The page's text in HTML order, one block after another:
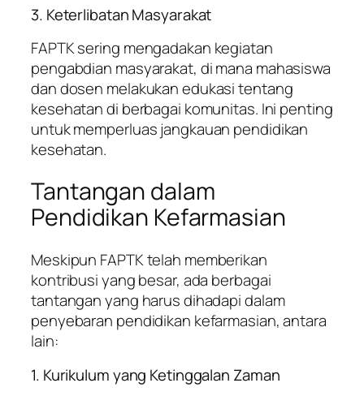
3. Keterlibatan Masyarakat
FAPTK sering mengadakan kegiatan
pengabdian masyarakat, di mana mahasiswa
dan dosen melakukan edukasi tentang
kesehatan di berbagai komunitas. Ini penting
untuk memperluas jangkauan pendidikan
kesehatan.
Tantangan dalam
Pendidikan Kefarmasian
Meskipun FAPTK telah memberikan
kontribusi yang besar, ada berbagai
tantangan yang harus dihadapi dalam
penyebaran pendidikan kefarmasian, antara
lain:
1. Kurikulum yang Ketinggalan Zaman